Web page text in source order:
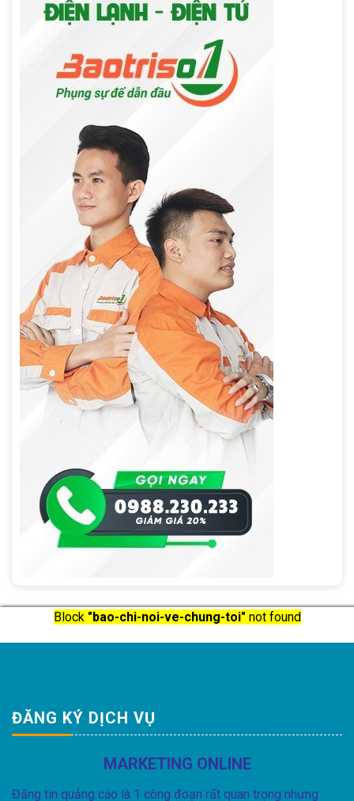
Block "bao-chi-noi-ve-chung-toi" not found
ĐĂNG KÝ DỊCH VỤ
MARKETING ONLINE
Đăng tin quảng cáo là 1 công đoạn rất quan trọng nhưng